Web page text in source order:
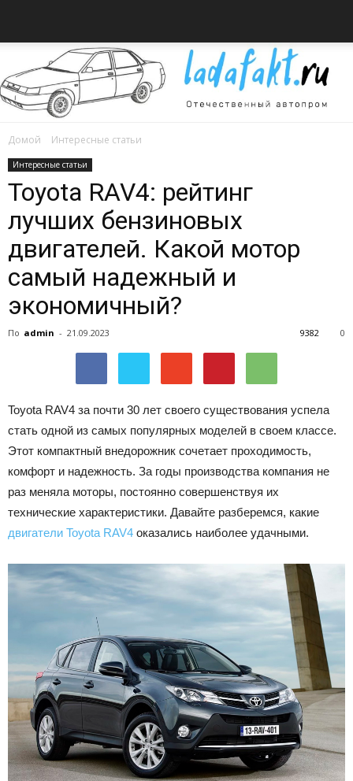
об
автомобилях
Домой Интересные статьи
Интересные статьи
Toyota RAV4: рейтинг
лучших бензиновых
двигателей. Какой мотор
самый надежный и
экономичный?
По admin - 21.09.2023 0
9382
Toyota RAV4 за почти 30 лет своего существования успела
стать одной из самых популярных моделей в своем классе.
Этот компактный внедорожник сочетает проходимость,
комфорт и надежность. За годы производства компания не
раз меняла моторы, постоянно совершенствуя их
технические характеристики. Давайте разберемся, какие
двигатели Toyota RAV4 оказались наиболее удачными.